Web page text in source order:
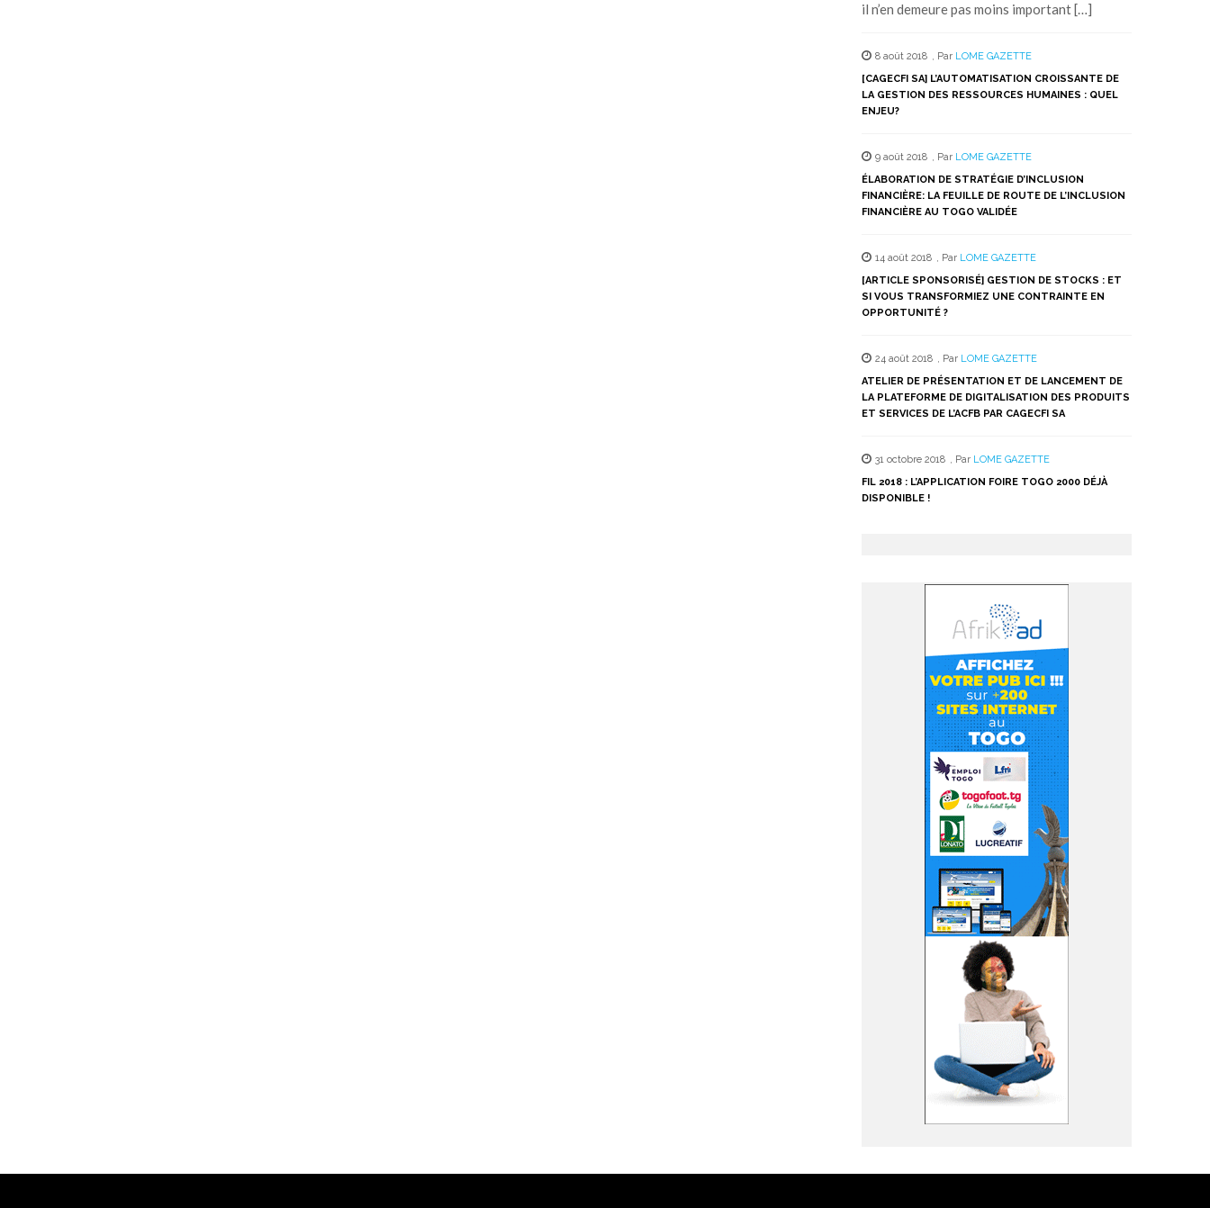
il n’en demeure pas moins important […]
8 août 2018 , Par LOME GAZETTE
[CAGECFI SA] L’AUTOMATISATION CROISSANTE DE
LA GESTION DES RESSOURCES HUMAINES : QUEL
ENJEU?
9 août 2018 , Par LOME GAZETTE
ÉLABORATION DE STRATÉGIE D’INCLUSION
FINANCIÈRE: LA FEUILLE DE ROUTE DE L’INCLUSION
FINANCIÈRE AU TOGO VALIDÉE
14 août 2018 , Par LOME GAZETTE
[ARTICLE SPONSORISÉ] GESTION DE STOCKS : ET
SI VOUS TRANSFORMIEZ UNE CONTRAINTE EN
OPPORTUNITÉ ?
24 août 2018 , Par LOME GAZETTE
ATELIER DE PRÉSENTATION ET DE LANCEMENT DE
LA PLATEFORME DE DIGITALISATION DES PRODUITS
ET SERVICES DE L’ACFB PAR CAGECFI SA
31 octobre 2018 , Par LOME GAZETTE
FIL 2018 : L’APPLICATION FOIRE TOGO 2000 DÉJÀ
DISPONIBLE !